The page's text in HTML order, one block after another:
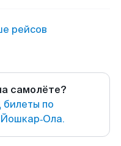
рейсов
самолёте?
по